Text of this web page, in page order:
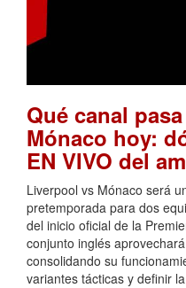
Qué canal
Mónaco hoy:
EN VIVO del
Liverpool vs Mónaco será
pretemporada para dos
del inicio oficial de la
conjunto inglés
consolidando su
variantes tácticas y definir